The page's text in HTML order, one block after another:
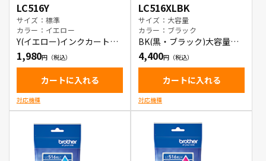
LC516Y
サイズ：標準
カラー：イエロー
Y(イエロー)インクカートリ
ッジ
1,980
カートに入れる
対応機種
LC516XLBK
サイズ：大容量
カラー：ブラック
BK(黒・ブラック)大容量イ
ンクカートリッジ
4,400
カートに入れる
対応機種